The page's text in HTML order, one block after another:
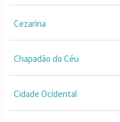
Cezarina
Chapadão do Céu
Cidade Ocidental